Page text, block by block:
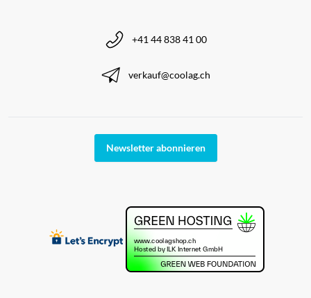
+41 44 838 41 00
verkauf@coolag.ch
Newsletter abonnieren